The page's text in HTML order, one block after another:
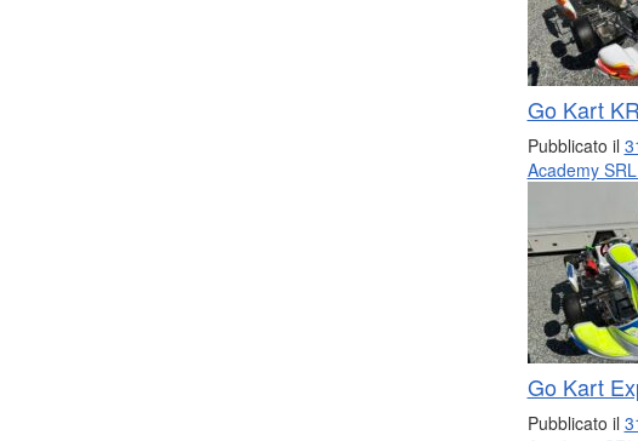
Go Kart
Pubblicato il
Academy
Go Kart
Pubblicato il